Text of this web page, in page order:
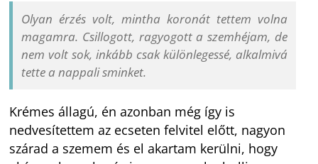
Olyan érzés volt, mintha koronát tettem volna
magamra. Csillogott, ragyogott a szemhéjam, de
nem volt sok, inkább csak különlegessé, alkalmivá
tette a nappali sminket.
Krémes állagú, én azonban még így is
nedvesítettem az ecseten felvitel előtt, nagyon
szárad a szemem és el akartam kerülni, hogy